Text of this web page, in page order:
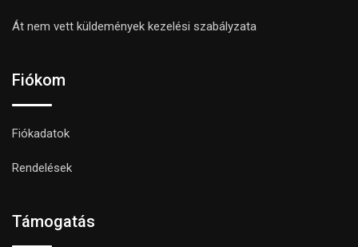
Át nem vett küldemények kezelési szabályzata
Fiókom
Fiókadatok
Rendelések
Támogatás